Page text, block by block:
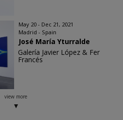
May 20 - Dec 21, 2021
Madrid - Spain
José María Yturralde
Galería Javier López & Fer
Francés
view more